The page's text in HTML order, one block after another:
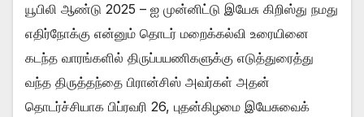
யூபிலி ஆண்டு 2025 – ஐ முன்னிட்டு இயேசு கிறிஸ்து நமது
எதிர்நோக்கு என்னும் தொடர் மறைக்கல்வி உரையினை
கடந்த வாரங்களில் திருப்பயணிகளுக்கு எடுத்துரைத்து
வந்த திருத்தந்தை பிரான்சிஸ் அவர்கள் அதன்
தொடர்ச்சியாக பிப்ரவரி 26, புதன்கிழமை இயேசுவைக்